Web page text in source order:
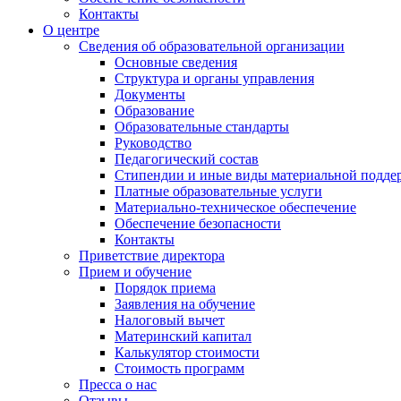
Контакты
О центре
Сведения об образовательной организации
Основные сведения
Структура и органы управления
Документы
Образование
Образовательные стандарты
Руководство
Педагогический состав
Стипендии и иные виды материальной
Платные образовательные услуги
Материально-техническое обеспечение
Обеспечение безопасности
Контакты
Приветствие директора
Прием и обучение
Порядок приема
Заявления на обучение
Налоговый вычет
Материнский капитал
Калькулятор стоимости
Стоимость программ
Пресса о нас